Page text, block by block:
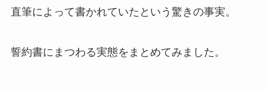
直筆によって書かれていたという驚きの事実。
誓約書にまつわる実態をまとめてみました。